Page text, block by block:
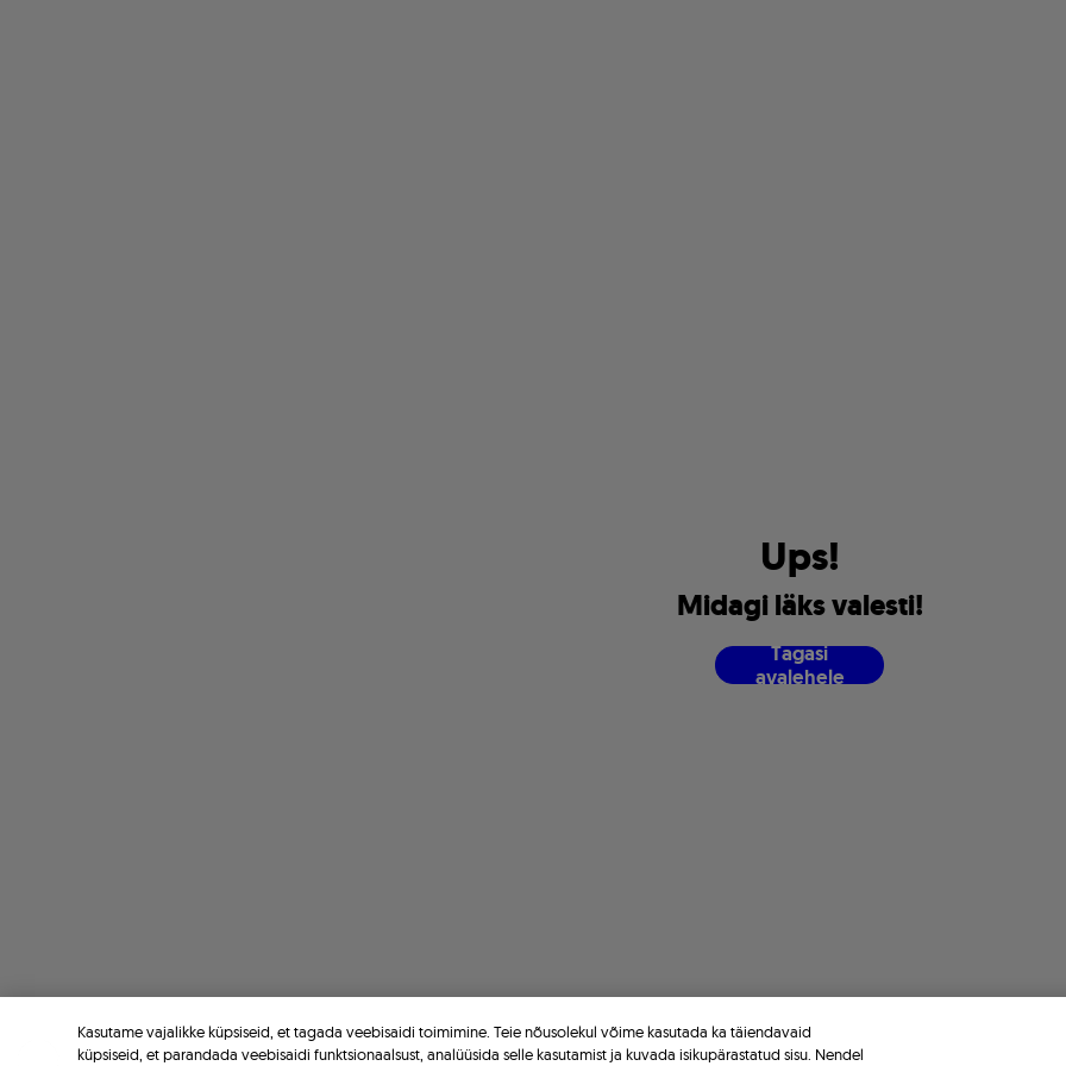
Ups!
Midagi läksvalesti!
Tagasi
avalehele
Kasutame vajalikke küpsiseid, et tagada veebisaidi toimimine. Teie nõusolekul võime kasutada ka täiendavaid
küpsiseid, et parandada veebisaidi funktsionaalsust, analüüsida selle kasutamist ja kuvada isikupärastatud sisu. Nendel